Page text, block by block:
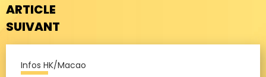
ARTICLE
SUIVANT
Infos HK/Macao